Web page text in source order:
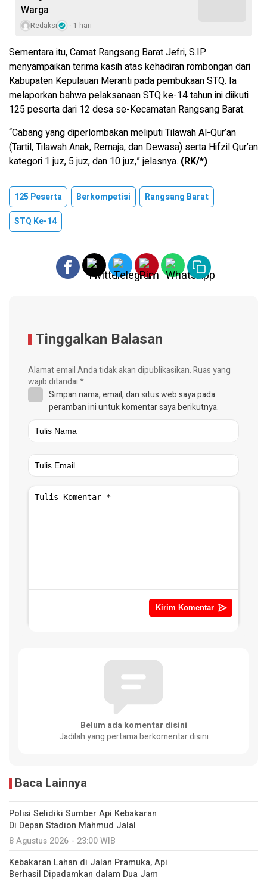
Warga
Redaksi 1 hari
Sementara itu, Camat Rangsang Barat Jefri, S.IP
menyampaikan terima kasih atas kehadiran rombongan dari
Kabupaten Kepulauan Meranti pada pembukaan STQ. Ia
melaporkan bahwa pelaksanaan STQ ke-14 tahun ini diikuti
125 peserta dari 12 desa se-Kecamatan Rangsang Barat.
“Cabang yang diperlombakan meliputi Tilawah Al-Qur’an
(Tartil, Tilawah Anak, Remaja, dan Dewasa) serta Hifzil Qur’an
kategori 1 juz, 5 juz, dan 10 juz,” jelasnya. (RK/*)
125 Peserta Berkompetisi
Rangsang Barat
STQ Ke-14
Tinggalkan Balasan
Alamat email Anda tidak akan dipublikasikan.Ruas yang
wajib ditandai*
Simpan nama, email, dan situs web saya pada
peramban ini untuk komentar saya berikutnya.
Belum ada komentar disini
Jadilah yang pertama berkomentar disini
Baca Lainnya
Polisi Selidiki Sumber Api Kebakaran
Di Depan Stadion Mahmud Jalal
8 Agustus 2026 - 23:00 WIB
Kebakaran Lahan di Jalan Pramuka, Api
Berhasil Dipadamkan dalam Dua Jam